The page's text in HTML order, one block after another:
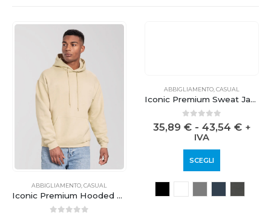
ABBIGLIAMENTO CASUAL
Iconic Premium Hooded Sweat